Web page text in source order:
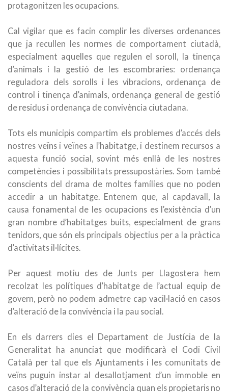
protagonitzen les ocupacions.
Cal vigilar que es facin complir les diverses ordenances
que ja recullen les normes de comportament ciutadà,
especialment aquelles que regulen el soroll, la tinença
d’animals i la gestió de les escombraries: ordenança
reguladora dels sorolls i les vibracions, ordenança de
control i tinença d’animals, ordenança general de gestió
de residus i ordenança de convivència ciutadana.
Tots els municipis compartim els problemes d’accés dels
nostres veïns i veïnes a l’habitatge, i destinem recursos a
aquesta funció social, sovint més enllà de les nostres
competències i possibilitats pressupostàries. Som també
conscients del drama de moltes famílies que no poden
accedir a un habitatge. Entenem que, al capdavall, la
causa fonamental de les ocupacions es l’existència d’un
gran nombre d’habitatges buits, especialment de grans
tenidors, que són els principals objectius per a la pràctica
d’activitats il·lícites.
Per aquest motiu des de Junts per Llagostera hem
recolzat les polítiques d’habitatge de l’actual equip de
govern, però no podem admetre cap vacil·lació en casos
d’alteració de la convivència i la pau social.
En els darrers dies el Departament de Justícia de la
Generalitat ha anunciat que modificarà el Codi Civil
Català per tal que els Ajuntaments i les comunitats de
veïns puguin instar al desallotjament d’un immoble en
casos d’alteració de la convivència quan els propietaris no